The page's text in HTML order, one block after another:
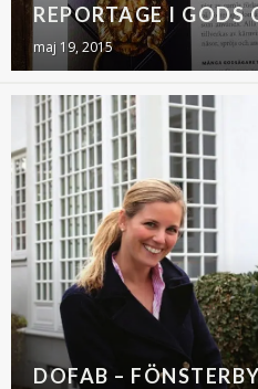
REPORTAGE I GODS
maj 19, 2015
DOFAB –